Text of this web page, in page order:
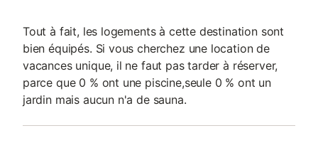
Tout à fait, les logements à cette destination sont
bien équipés. Si vous cherchez une location de
vacances unique, il ne faut pas tarder à réserver,
parce que 0 % ont une piscine,seule 0 % ont un
jardin mais aucun n'a de sauna.